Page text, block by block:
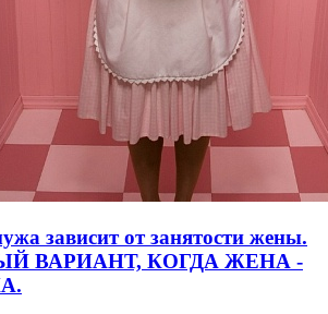
зависит от занятости жены.
ВАРИАНТ, КОГДА ЖЕНА -